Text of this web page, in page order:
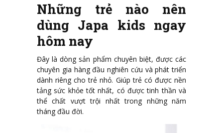
Những trẻ nào nên
dùng Japa kids ngay
hôm nay
Đây là dòng sản phẩm chuyên biệt, được các
chuyên gia hàng đầu nghiên cứu và phát triển
dành riêng cho trẻ nhỏ. Giúp trẻ có được nền
tảng sức khỏe tốt nhất, có được tinh thần và
thể chất vượt trội nhất trong những năm
tháng đầu đời.